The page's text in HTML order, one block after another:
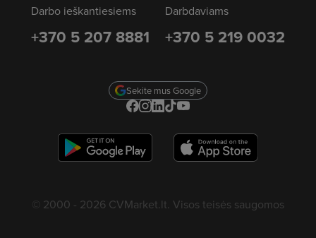
Darbo ieškantiesiems
+370 5 207 8881
Darbdaviams
+370 5 219 0032
Sekite mus Google
© 2000 - 2026 CVMarket.lt. Visos teisės saugomos